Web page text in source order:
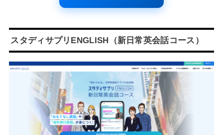
スタディサプリENGLISH（新日常英会話コース）